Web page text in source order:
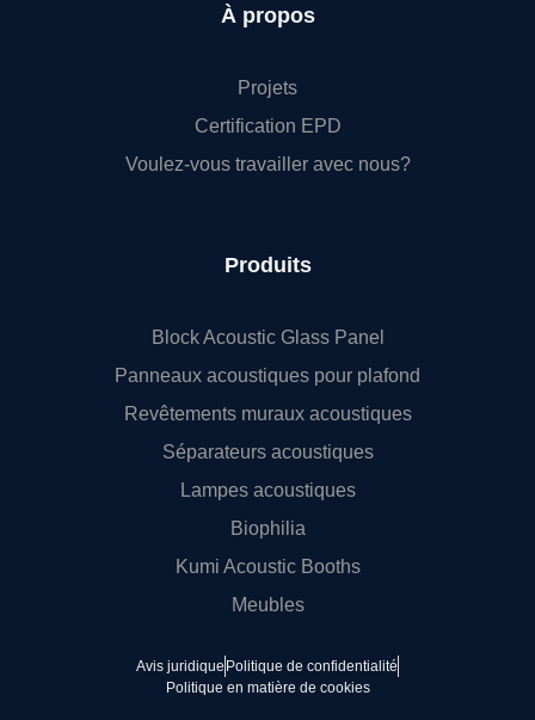
À propos
Projets
Certification EPD
Voulez-vous travailler avec nous?
Produits
Block Acoustic Glass Panel
Panneaux acoustiques pour plafond
Revêtements muraux acoustiques
Séparateurs acoustiques
Lampes acoustiques
Biophilia
Kumi Acoustic Booths
Meubles
Avis juridique Politique de confidentialité
Politique en matière de cookies